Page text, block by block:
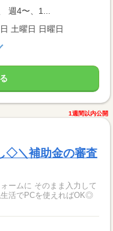
週4〜、1...
土曜日 日曜日
1週間以内公開
◇＼補助金の審査
活でPCを使えればOK◎